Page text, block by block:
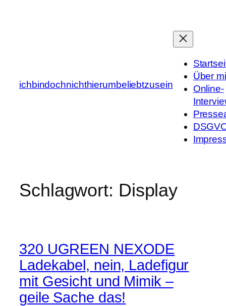
ichbindochnichthierumbeliebtzusein
Über
Online-
Schlagwort: Display
320 UGREEN NEXODE
Ladekabel, nein, Ladefigur
mit Gesicht und Mimik –
geile Sache das!